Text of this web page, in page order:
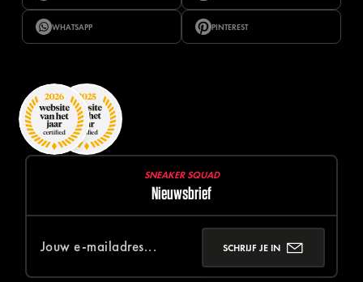
WHATSAPP PINTEREST
SNEAKER SQUAD
Nieuwsbrief
SCHRIJF JE IN